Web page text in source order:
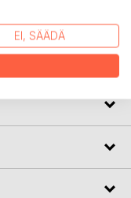
toisen
seuraa
EI, SÄÄDÄ